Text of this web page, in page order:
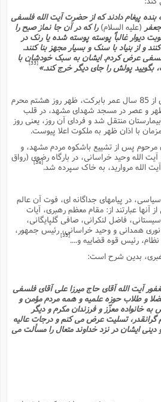
پیغام دادند که از حضرت آیت الله فلسفى
(علیه السلام)را که در آن جا نماز صبح را
دیوار غالباً پوسته پوسته شده یا رنگ در
از بنیاد با سنگ و بسیار مجهز بنا کنند.
عرض کردم. ایشان به سبک خودشان با
بگویید پولش را جاى دیگر خرج کند.»
سرانجام میرزا على فلسفى پس از 85 سال عمر بابرکت، ظهر روز هشتم محرم
ظهر و عصر در مسجد شهداى مشهد، در قلب
منتقل شد و فرداى آن روز، یعنى روز
مرحوم پس از تشییع باشکوه مردم مشهد، و
الله وحید خراسانى، در بارگاه رضوى (رواق
الله مروارید، به خاک سپرده شد.
در پیامهاى جداگانه اى، فوت آن عالم
آنها عبارتند از: مقام معظم رهبرى، آیات
فاضل لنکرانى، صافى گلپایگانى،
همدانى و وحید خراسانى، رئیس جمهور،
رئیس قوه قضاییه و....
بدین شرح است:
آیت الله آقاى حاج میرزا على آقاى فلسفى
و طلاب حوزه علمیه و همه مردم مؤمن و
خانواده معزّز و فرزندان مکرم و دیگر
گرانقدر، تسلیت عرض مى کنم و درجات عالیه
ایشان در نزد خداوند متعال را مسألت مى